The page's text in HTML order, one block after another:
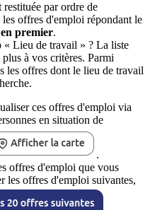
par ordre de
offres d'emploi répondant le
premier.
« Lieu de travail » ? La liste
à vos critères. Parmi
les offres dont le lieu de travail
ces offres d'emploi via
en situation de
.
offres d'emploi que vous
les offres d'emploi suivantes,